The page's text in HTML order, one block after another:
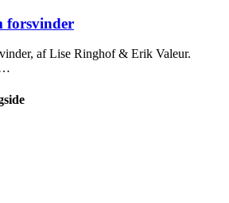
forsvinder
af Lise Ringhof & Erik Valeur.